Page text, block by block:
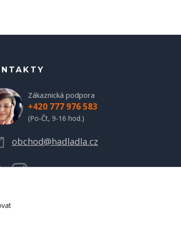
Zákaznická podpora
+420 777 976 583
(Po-Čt, 9-16 hod.)
obchod@hadladla.cz